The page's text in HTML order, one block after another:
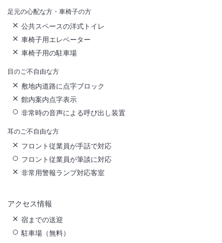
足元の心配な方・車椅子の方
公共スペースの洋式トイレ
車椅子用エレベーター
車椅子用の駐車場
目のご不自由な方
敷地内道路に点字ブロック
館内案内点字表示
非常時の音声による呼び出し装置
耳のご不自由な方
フロント従業員が手話で対応
フロント従業員が筆談に対応
非常用警報ランプ対応客室
アクセス情報
宿までの送迎
駐車場（無料）